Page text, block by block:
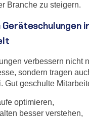
Branche zu steigern.
Geräteschulungen
verbessern nicht
sondern tragen
Gut geschulte
optimieren,
besser verstehen,